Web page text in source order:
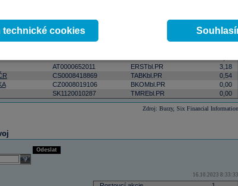
ISIN
AT0000652011 ERSTbl.PR
3,18
CS0008418869 TABKbl.PR
0,54
CZ0008019106 BKOMbl.PR
0,00
SK1120010287 TMREbl.PR 0,00
Zdroj: Burzy, Six Financial Information
select
Odeslat
16.10.2023 8:33:33
technické cookies